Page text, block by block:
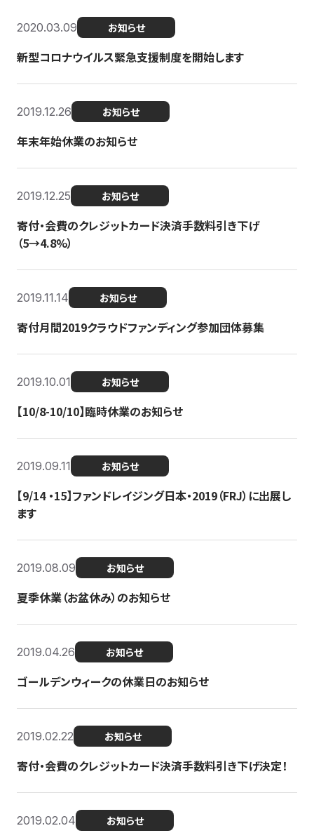
2020.03.09 お知らせ
新型コロナウイルス緊急支援制度を開始します
2019.12.26 お知らせ
年末年始休業のお知らせ
2019.12.25 お知らせ
寄付・会費のクレジットカード決済手数料引き下げ
（5→4.8%）
2019.11.14 お知らせ
寄付月間2019クラウドファンディング参加団体募集
2019.10.01 お知らせ
【10/8-10/10】臨時休業のお知らせ
2019.09.11 お知らせ
【9/14 ・15】ファンドレイジング日本・2019（FRJ）に出展し
ます
2019.08.09 お知らせ
夏季休業（お盆休み）のお知らせ
2019.04.26 お知らせ
ゴールデンウィークの休業日のお知らせ
2019.02.22 お知らせ
寄付・会費のクレジットカード決済手数料引き下げ決定！
2019.02.04 お知らせ